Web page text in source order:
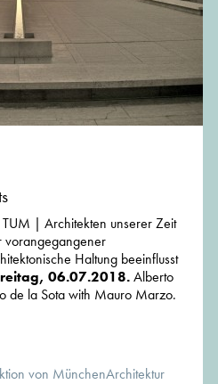
| Architekten unserer Zeit
vorangegangener
Haltung beeinflusst
06.07.2018.Alberto
de la Sota with Mauro Marzo.
von MünchenArchitektur